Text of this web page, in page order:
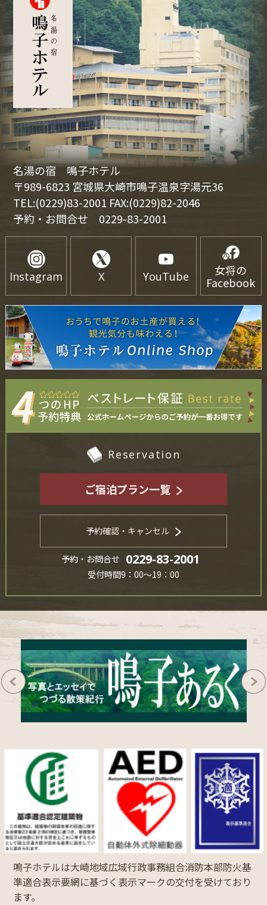
名湯の宿 鳴子ホテル
〒989-6823 宮城県大崎市鳴子温泉字湯元36
TEL:(0229)83-2001 FAX:(0229)82-2046
予約・お問合せ 0229-83-2001
Instagram X YouTube
女将の
Facebook
Reservation
ご宿泊プラン一覧
予約確認・キャンセル
予約・お問合せ 0229-83-2001
受付時間9：00～19：00
鳴子ホテルは大崎地域広域行政事務組合消防本部防火基
準適合表示要網に基づく表示マークの交付を受けており
ます。